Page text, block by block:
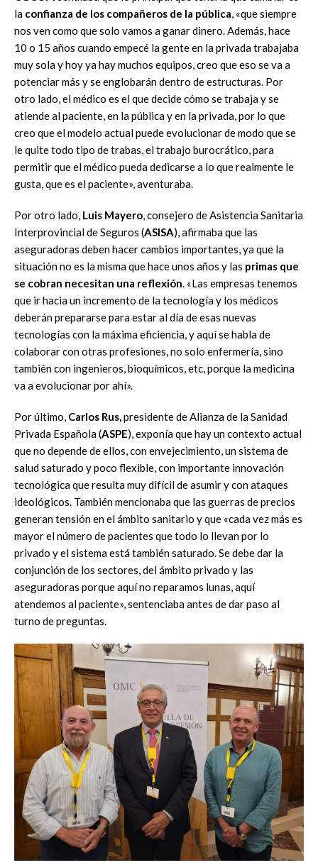
la confianza de los compañeros de la pública, «que siempre
nos ven como que solo vamos a ganar dinero. Además, hace
10 o 15 años cuando empecé la gente en la privada trabajaba
muy sola y hoy ya hay muchos equipos, creo que eso se va a
potenciar más y se englobarán dentro de estructuras. Por
otro lado, el médico es el que decide cómo se trabaja y se
atiende al paciente, en la pública y en la privada, por lo que
creo que el modelo actual puede evolucionar de modo que se
le quite todo tipo de trabas, el trabajo burocrático, para
permitir que el médico pueda dedicarse a lo que realmente le
gusta, que es el paciente», aventuraba.
Por otro lado, Luis Mayero, consejero de Asistencia Sanitaria
Interprovincial de Seguros (ASISA), afirmaba que las
aseguradoras deben hacer cambios importantes, ya que la
situación no es la misma que hace unos años y las primas que
se cobran necesitan una reflexión. «Las empresas tenemos
que ir hacia un incremento de la tecnología y los médicos
deberán prepararse para estar al día de esas nuevas
tecnologías con la máxima eficiencia, y aquí se habla de
colaborar con otras profesiones, no solo enfermería, sino
también con ingenieros, bioquímicos, etc, porque la medicina
va a evolucionar por ahí».
Por último, Carlos Rus,presidente de Alianza de la Sanidad
Privada Española (ASPE), exponía que hay un contexto actual
que no depende de ellos, con envejecimiento, un sistema de
salud saturado y poco flexible, con importante innovación
tecnológica que resulta muy difícil de asumir y con ataques
ideológicos. También mencionaba que las guerras de precios
generan tensión en el ámbito sanitario y que «cada vez más es
mayor el número de pacientes que todo lo llevan por lo
privado y el sistema está también saturado. Se debe dar la
conjunción de los sectores, del ámbito privado y las
aseguradoras porque aquí no reparamos lunas, aquí
atendemos al paciente», sentenciaba antes de dar paso al
turno de preguntas.